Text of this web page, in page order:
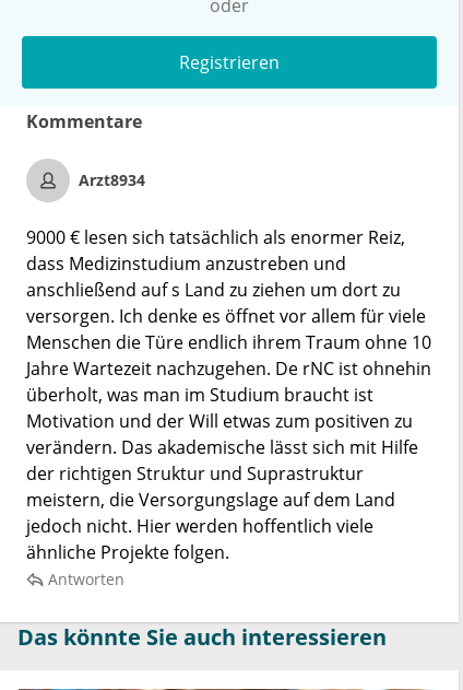
oder
Registrieren
Kommentare
Arzt8934
9000 € lesen sich tatsächlich als enormer Reiz,
dass Medizinstudium anzustreben und
anschließend auf s Land zu ziehen um dort zu
versorgen. Ich denke es öffnet vor allem für viele
Menschen die Türe endlich ihrem Traum ohne 10
Jahre Wartezeit nachzugehen. De rNC ist ohnehin
überholt, was man im Studium braucht ist
Motivation und der Will etwas zum positiven zu
verändern. Das akademische lässt sich mit Hilfe
der richtigen Struktur und Suprastruktur
meistern, die Versorgungslage auf dem Land
jedoch nicht. Hier werden hoffentlich viele
ähnliche Projekte folgen.
Antworten
Das könnte Sie auch interessieren